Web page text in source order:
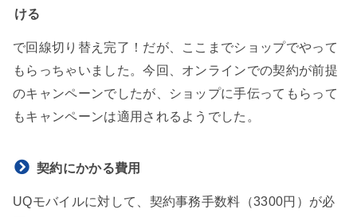
ける
で回線切り替え完了！だが、ここまでショップでやって
もらっちゃいました。今回、オンラインでの契約が前提
のキャンペーンでしたが、ショップに手伝ってもらって
もキャンペーンは適用されるようでした。
契約にかかる費用
UQモバイルに対して、契約事務手数料（3300円）が必